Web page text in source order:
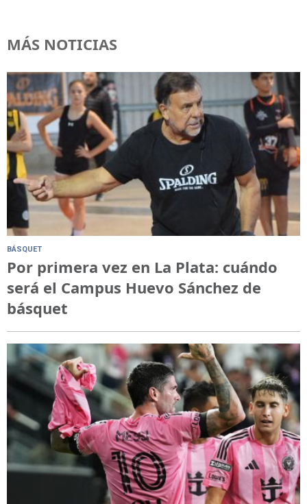
MÁS NOTICIAS
BÁSQUET
Por primera vez en La Plata: cuándo
será el Campus Huevo Sánchez de
básquet